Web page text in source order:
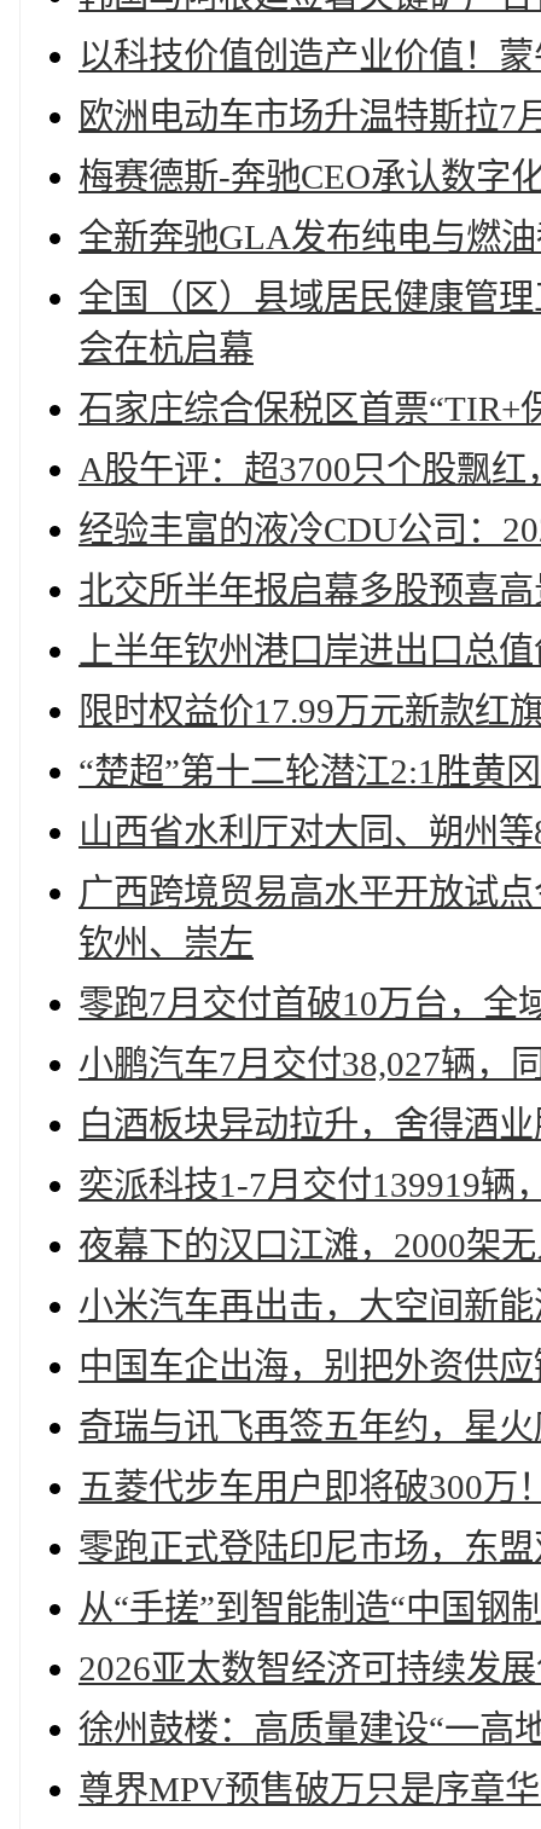
以科技价值创造产业价值！
欧洲电动车市场升温特斯拉7
梅赛德斯-奔驰CEO承认数字
全新奔驰GLA发布纯电与燃
全国（区）县域居民健康管
会在杭启幕
石家庄综合保税区首票“TIR+
A股午评：超3700只个股飘
经验丰富的液冷CDU公司：
北交所半年报启幕多股预喜
上半年钦州港口岸进出口总
限时权益价17.99万元新款红
“楚超”第十二轮潜江2:1胜黄
山西省水利厅对大同、朔州
广西跨境贸易高水平开放试
钦州、崇左
零跑7月交付首破10万台，全
小鹏汽车7月交付38,027辆，
白酒板块异动拉升，舍得酒
奕派科技1-7月交付139919辆
夜幕下的汉口江滩，2000架
小米汽车再出击，大空间新
中国车企出海，别把外资供应
奇瑞与讯飞再签五年约，星
五菱代步车用户即将破300万
零跑正式登陆印尼市场，东
从“手搓”到智能制造“中国钢
2026亚太数智经济可持续发
徐州鼓楼：高质量建设“一高
尊界MPV预售破万只是序章